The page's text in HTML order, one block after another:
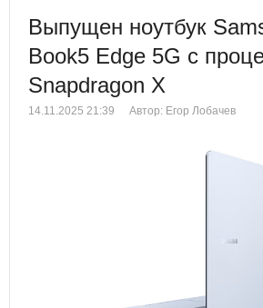
Выпущен ноутбук
Book5 Edge 5G c
Snapdragon X
14.11.2025 21:39 Автор: Егор Лобачев